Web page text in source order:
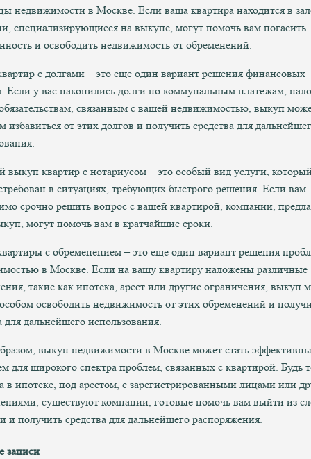
недвижимости в Москве. Если ваша квартира находится в
специализирующиеся на выкупе, могут помочь вам погасить
и освободить недвижимость от обременений.
с долгами – это еще один вариант решения финансовых
Если у вас накопились долги по коммунальным платежам,
связанным с вашей недвижимостью, выкуп
избавиться от этих долгов и получить средства для
выкуп квартир с нотариусом – это особый вид услуги,
в ситуациях, требующих быстрого решения. Если вам
срочно решить вопрос с вашей квартирой, компании,
могут помочь вам в кратчайшие сроки.
с обременением – это еще один вариант решения
в Москве. Если на вашу квартиру наложены различные
такие как ипотека, арест или другие ограничения, выкуп
освободить недвижимость от этих обременений и
для дальнейшего использования.
выкуп недвижимости в Москве может стать
для широкого спектра проблем, связанных с квартирой. Будь
в ипотеке, под арестом, с зарегистрированными лицами или
существуют компании, готовые помочь вам выйти из
и получить средства для дальнейшего распоряжения.
записи